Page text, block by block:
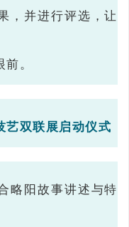
，并进行评选，让
。
艺双联展启动仪式
略阳故事讲述与特